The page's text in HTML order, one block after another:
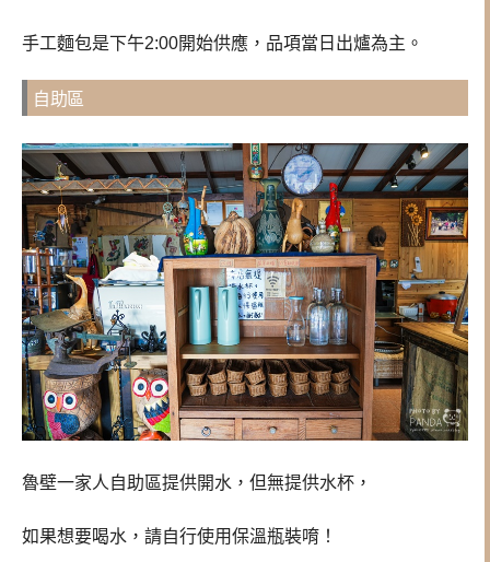
手工麵包是下午2:00開始供應，品項當日出爐為主。
自助區
魯壁一家人自助區提供開水，但無提供水杯，
如果想要喝水，請自行使用保溫瓶裝唷！